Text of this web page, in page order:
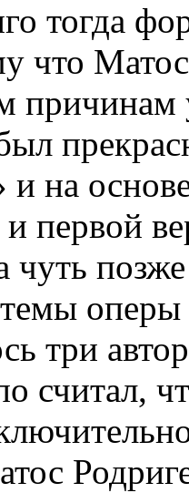
тогда
что
и на
и первой
чуть
три
считал,